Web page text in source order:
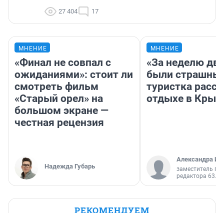
27 404 17
МНЕНИЕ
«Финал не совпал с
ожиданиями»: стоит ли
смотреть фильм
«Старый орел» на
большом экране —
честная рецензия
Надежда Губарь
МНЕНИЕ
«За неделю
были
туристка
отдыхе в
Александра
заместитель
редактора 63.RU
РЕКОМЕНДУЕМ